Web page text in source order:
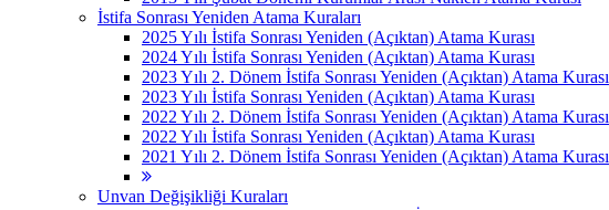
İstifa Sonrası Yeniden Atama Kuraları
2025 Yılı İstifa Sonrası Yeniden (Açıktan) Atama Kurası
2024 Yılı İstifa Sonrası Yeniden (Açıktan) Atama Kurası
2023 Yılı 2. Dönem İstifa Sonrası Yeniden (Açıktan) Atama Kurası
2023 Yılı İstifa Sonrası Yeniden (Açıktan) Atama Kurası
2022 Yılı 2. Dönem İstifa Sonrası Yeniden (Açıktan) Atama Kurası
2022 Yılı İstifa Sonrası Yeniden (Açıktan) Atama Kurası
2021 Yılı 2. Dönem İstifa Sonrası Yeniden (Açıktan) Atama Kurası
Unvan Değişikliği Kuraları